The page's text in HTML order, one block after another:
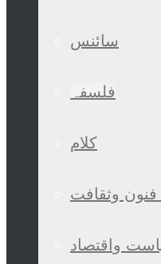
سائنس
فلسفہ
کلام
وثقافت
واقتصاد